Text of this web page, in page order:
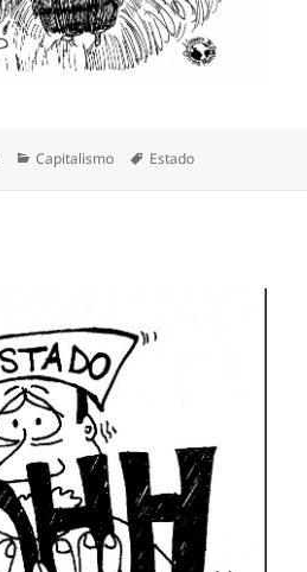
Categorías
Capitalismo Etiquetas
Estado